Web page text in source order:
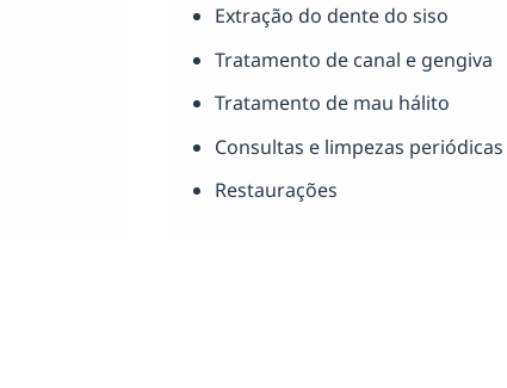
Extração do dente do siso
Tratamento de canal e gengiva
Tratamento de mau hálito
Consultas e limpezas periódicas
Restaurações